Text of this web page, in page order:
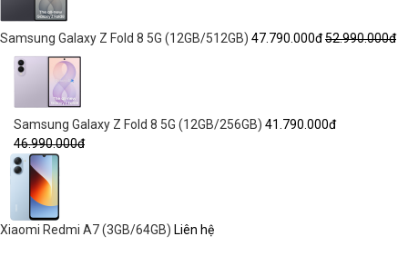
Samsung Galaxy Z Fold 8 5G (12GB/512GB) 47.790.000đ52.990.000đ
Samsung Galaxy Z Fold 8 5G (12GB/256GB) 41.790.000đ
46.990.000đ
Xiaomi Redmi A7 (3GB/64GB) Liên hệ